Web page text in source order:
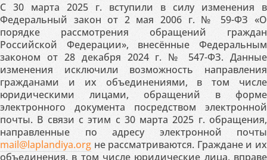
С 30 марта 2025 г. вступили в силу изменения в
Федеральный закон от 2 мая 2006 г. № 59-ФЗ «О
порядке рассмотрения обращений граждан
Российской Федерации», внесённые Федеральным
законом от 28 декабря 2024 г. № 547-ФЗ. Данные
изменения исключили возможность направления
гражданами и их объединениями, в том числе
юридическими лицами, обращений в форме
электронного документа посредством электронной
почты. В связи с этим с 30 марта 2025 г. обращения,
направленные по адресу электронной почты
mail@laplandiya.org не рассматриваются. Граждане и их
объединения, в том числе юридические лица, вправе